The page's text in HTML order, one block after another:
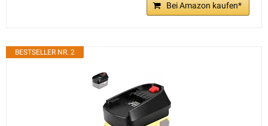
Bei Amazon kaufen*
BESTSELLER NR. 2